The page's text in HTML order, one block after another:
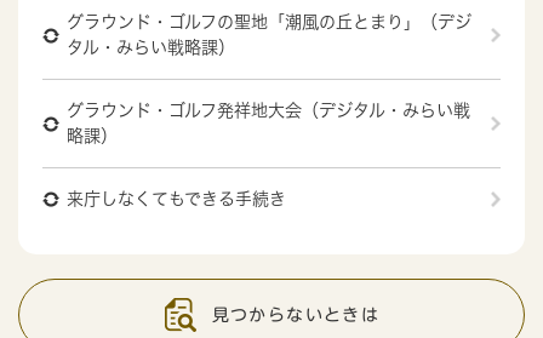
グラウンド・ゴルフの聖地「潮風の丘とまり」（デジ
タル・みらい戦略課）
グラウンド・ゴルフ発祥地大会（デジタル・みらい戦
略課）
来庁しなくてもできる手続き
見つからないときは